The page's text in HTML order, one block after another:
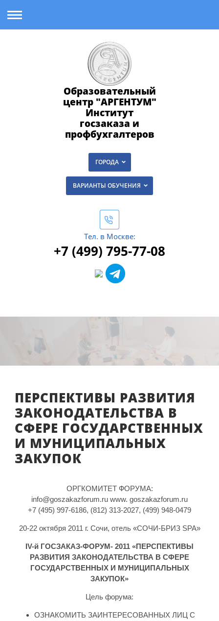
Образовательный
центр "АРГЕНТУМ"
Институт
госзаказа и
профбухгалтеров
ГОРОДА
ВАРИАНТЫ ОБУЧЕНИЯ
Тел. в Москве:
+7 (499) 795-77-08
ПЕРСПЕКТИВЫ РАЗВИТИЯ
ЗАКОНОДАТЕЛЬСТВА В
СФЕРЕ ГОСУДАРСТВЕННЫХ
И МУНИЦИПАЛЬНЫХ
ЗАКУПОК
ОРГКОМИТЕТ ФОРУМА:
info@goszakazforum.ru www. goszakazforum.ru
+7 (495) 997-6186, (812) 313-2027, (499) 948-0479
20-22 октября 2011 г. Сочи, отель «СОЧИ-БРИЗ SPA»
IV-й ГОСЗАКАЗ-ФОРУМ- 2011 «ПЕРСПЕКТИВЫ
РАЗВИТИЯ ЗАКОНОДАТЕЛЬСТВА В СФЕРЕ
ГОСУДАРСТВЕННЫХ И МУНИЦИПАЛЬНЫХ
ЗАКУПОК»
Цель форума:
ОЗНАКОМИТЬ ЗАИНТЕРЕСОВАННЫХ ЛИЦ С